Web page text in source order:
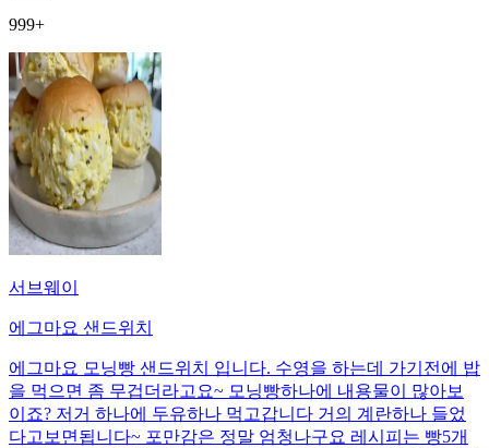
999+
서브웨이
에그마요 샌드위치
에그마요 모닝빵 샌드위치 입니다. 수영을 하는데 가기전에 밥
을 먹으면 좀 무겁더라고요~ 모닝빵하나에 내용물이 많아보
이죠? 저거 하나에 두유하나 먹고갑니다 거의 계란하나 들었
다고보면됩니다~ 포만감은 정말 엄청나구요 레시피는 빵5개